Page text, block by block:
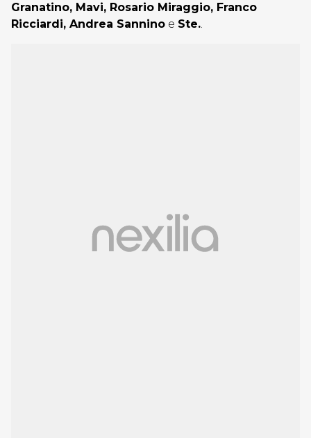
Granatino, Mavi, Rosario Miraggio, Franco
Ricciardi, Andrea Sannino e Ste..